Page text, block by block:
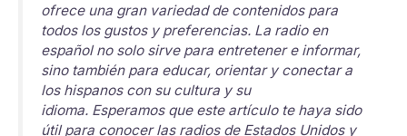
ofrece una gran variedad de contenidos para
todos los gustos y preferencias. La radio en
español no solo sirve para entretener e informar,
sino también para educar, orientar y conectar a
los hispanos con su cultura y su
idioma. Esperamos que este artículo te haya sido
útil para conocer las radios de Estados Unidos y